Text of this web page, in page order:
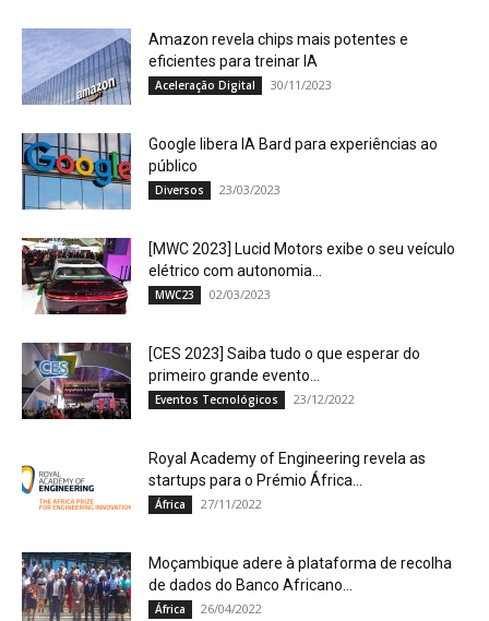
Amazon revela chips mais potentes e
eficientes para treinar IA
Aceleração Digital 30/11/2023
Google libera IA Bard para experiências ao
público
Diversos 23/03/2023
[MWC 2023] Lucid Motors exibe o seu veículo
elétrico com autonomia...
MWC23 02/03/2023
[CES 2023] Saiba tudo o que esperar do
primeiro grande evento...
Eventos Tecnológicos 23/12/2022
Royal Academy of Engineering revela as
startups para o Prémio África...
África 27/11/2022
Moçambique adere à plataforma de recolha
de dados do Banco Africano...
África 26/04/2022